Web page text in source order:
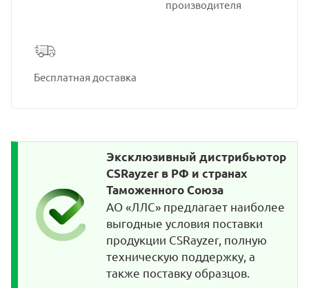
производителя
Бесплатная доставка
Эксклюзивный дистрибьютор
CSRayzer в РФ и странах
Таможенного Союза
АО «ЛЛС» предлагает наиболее
выгодные условия поставки
продукции CSRayzer, полную
техническую поддержку, а
также поставку образцов.